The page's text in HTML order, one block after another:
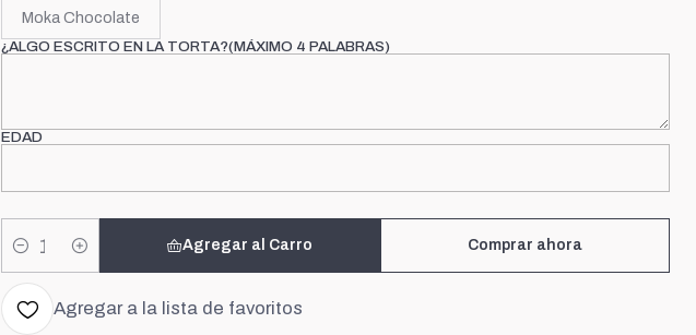
Moka Chocolate
¿ALGO ESCRITO EN LA TORTA?(MÁXIMO 4 PALABRAS)
EDAD
Cantidad
Agregar al Carro Comprar ahora
Agregar a la lista de favoritos